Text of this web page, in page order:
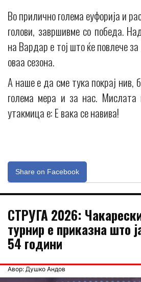
Во прилично голема еуфорија и
голови, завршивме со победа.
на Вардар е тој што ќе повлече
оваа сезона.
А наше е да сме тука покрај нив,
голема мера и за нас. Мислата
утакмица е: Е вака се навива!
Share on Facebook
СТРУГА 2026:
турнир е приказна што
54 години
Авор: Душко Андов